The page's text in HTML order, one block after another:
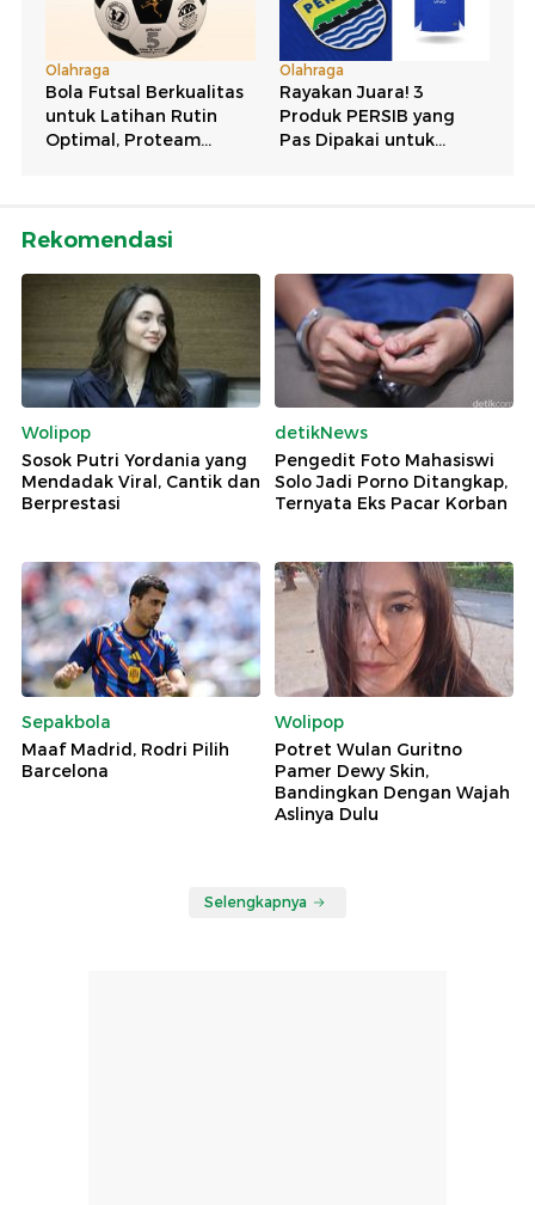
Rekomendasi
Wolipop
Sosok Putri Yordania yang
Mendadak Viral, Cantik dan
Berprestasi
detikNews
Pengedit Foto Mahasiswi
Solo Jadi Porno Ditangkap,
Ternyata Eks Pacar Korban
Sepakbola
Maaf Madrid, Rodri Pilih
Barcelona
Wolipop
Potret Wulan Guritno
Pamer Dewy Skin,
Bandingkan Dengan Wajah
Aslinya Dulu
Selengkapnya